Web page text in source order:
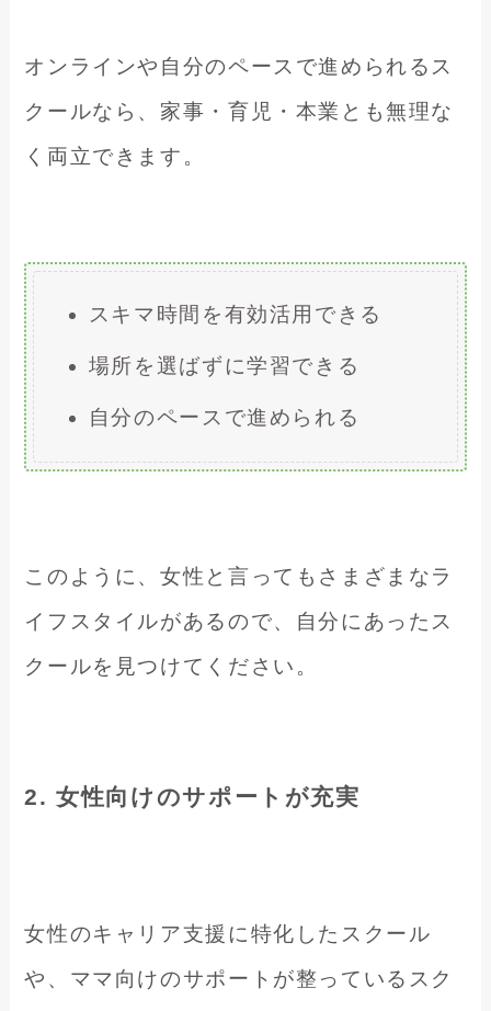
オンラインや自分のペースで進められるス
クールなら、家事・育児・本業とも無理な
く両立できます。
スキマ時間を有効活用できる
場所を選ばずに学習できる
自分のペースで進められる
このように、女性と言ってもさまざまなラ
イフスタイルがあるので、自分にあったス
クールを見つけてください。
2. 女性向けのサポートが充実
女性のキャリア支援に特化したスクール
や、ママ向けのサポートが整っているスク